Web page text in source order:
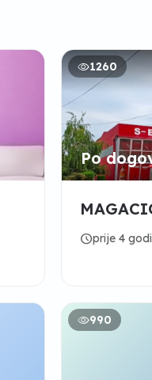
1260
Po
scheduleprije 4
990